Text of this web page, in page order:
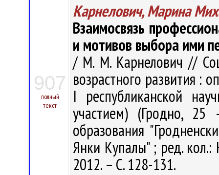
907
полный
текст
Карнелович, Марина
Взаимосвязь
и мотивов выбора ими
/ М. М. Карнелович //
возрастного развития :
I республиканской
участием) (Гродно,
образования
Янки Купалы" ; ред.
2012. – С. 128-131.